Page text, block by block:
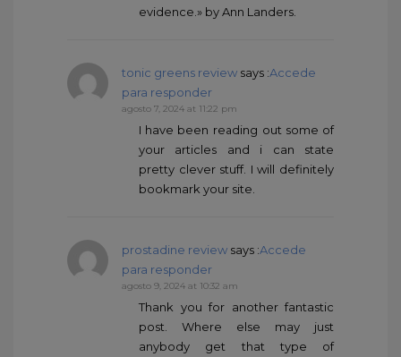
evidence.» by Ann Landers.
tonic greens review says :Accede
para responder
agosto 7, 2024 at 11:22 pm
I have been reading out some of
your articles and i can state
pretty clever stuff. I will definitely
bookmark your site.
prostadine review says :Accede
para responder
agosto 9, 2024 at 10:32 am
Thank you for another fantastic
post. Where else may just
anybody get that type of